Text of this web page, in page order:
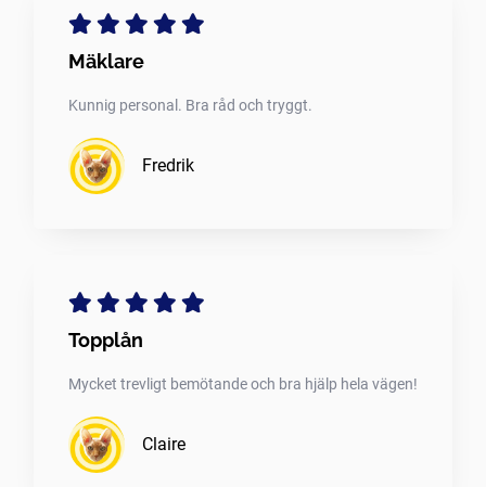
Mäklare
Kunnig personal. Bra råd och tryggt.
Fredrik
Topplån
Mycket trevligt bemötande och bra hjälp hela vägen!
Claire